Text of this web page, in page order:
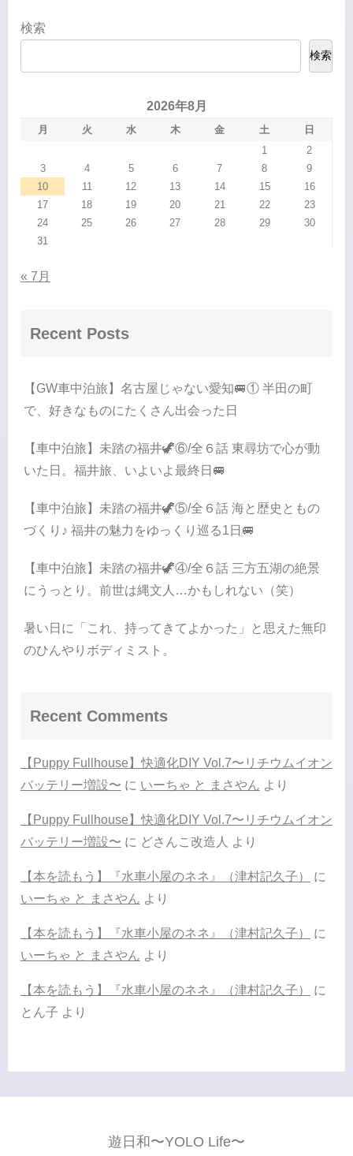
検索
検索
2026年8月
月 火 水 木 金 土
日
1
2
3
4 5 6 7 8
9
10
11 12 13 14 15
16
17
18 19 20 21 22
23
24
25 26 27 28 29
30
31
« 7月
Recent Posts
【GW車中泊旅】名古屋じゃない愛知🚐① 半田の町
で、好きなものにたくさん出会った日
【車中泊旅】未踏の福井🦖⑥/全６話 東尋坊で心が動
いた日。福井旅、いよいよ最終日🚐
【車中泊旅】未踏の福井🦖⑤/全６話 海と歴史ともの
づくり♪ 福井の魅力をゆっくり巡る1日🚐
【車中泊旅】未踏の福井🦖④/全６話 三方五湖の絶景
にうっとり。前世は縄文人…かもしれない（笑）
暑い日に「これ、持ってきてよかった」と思えた無印
のひんやりボディミスト。
Recent Comments
【Puppy Fullhouse】快適化DIY Vol.7〜リチウムイオン
バッテリー増設〜 に いーちゃ と まさやん より
【Puppy Fullhouse】快適化DIY Vol.7〜リチウムイオン
バッテリー増設〜 に どさんこ改造人 より
【本を読もう】『水車小屋のネネ』（津村記久子）
に
いーちゃ と まさやん より
【本を読もう】『水車小屋のネネ』（津村記久子）
に
いーちゃ と まさやん より
【本を読もう】『水車小屋のネネ』（津村記久子）
に
とん子 より
遊日和〜YOLO Life〜